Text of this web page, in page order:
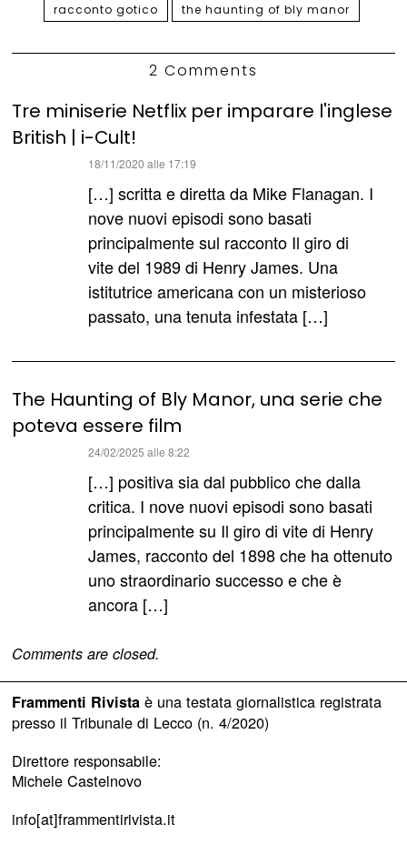
racconto gotico
the haunting of bly manor
2 Comments
Tre miniserie Netflix per imparare l'inglese
British | i-Cult!
18/11/2020 alle 17:19
[…] scritta e diretta da Mike Flanagan. I
nove nuovi episodi sono basati
principalmente sul racconto Il giro di
vite del 1989 di Henry James. Una
istitutrice americana con un misterioso
passato, una tenuta infestata […]
The Haunting of Bly Manor, una serie che
poteva essere film
24/02/2025 alle 8:22
[…] positiva sia dal pubblico che dalla
critica. I nove nuovi episodi sono basati
principalmente su Il giro di vite di Henry
James, racconto del 1898 che ha ottenuto
uno straordinario successo e che è
ancora […]
Comments are closed.
Frammenti Rivistaè una testata giornalistica registrata
presso il Tribunale di Lecco (n. 4/2020)
Direttore responsabile:
Michele Castelnovo
info[at]frammentirivista.it